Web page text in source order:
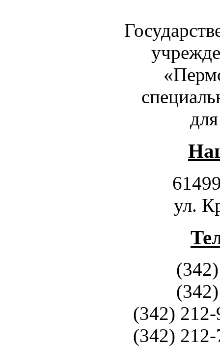
ул.
(342)
(342)